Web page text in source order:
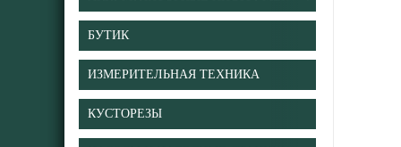
БУТИК
ИЗМЕРИТЕЛЬНАЯ ТЕХНИКА
КУСТОРЕЗЫ